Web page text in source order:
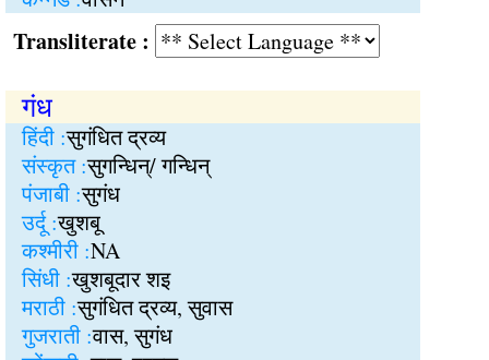
:
गंध
हिंदी :सुगंधित द्रव्य
संस्कृत :सुगन्धिन्/ गन्धिन्
पंजाबी :सुगंध
उर्दू :खुशबू
कश्मीरी :NA
सिंधी :खुशबूदार शइ
मराठी :सुगंधित द्रव्य, सुवास
गुजराती :वास, सुगंध